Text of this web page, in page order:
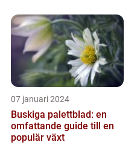
07 januari 2024
Buskiga palettblad: en
omfattande guide till en
populär växt